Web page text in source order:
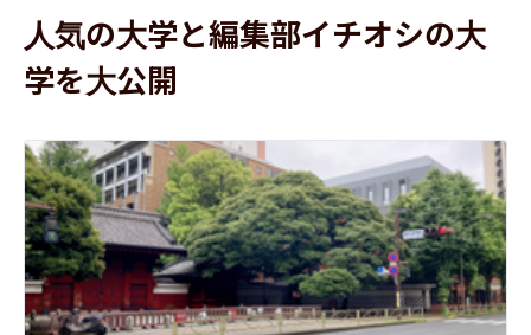
人気の大学と編集部イチオシの大
学を大公開